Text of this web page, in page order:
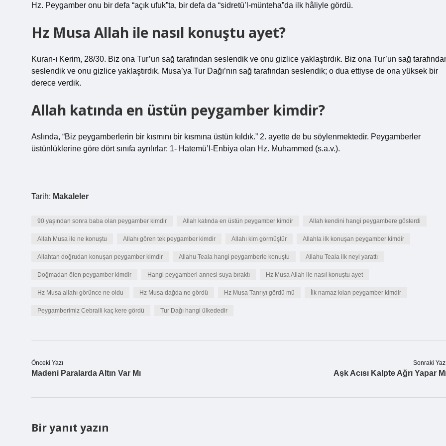
Hz. Peygamber onu bir defa “açık ufuk”ta, bir defa da “sidretü’l-münteha”da ilk hâliyle gördü.
Hz Musa Allah ile nasıl konuştu ayet?
Kuran-ı Kerim, 28/30. Biz ona Tur’un sağ tarafından seslendik ve onu gizlice yaklaştırdık. Biz ona Tur’un sağ
seslendik ve onu gizlice yaklaştırdık. Musa’ya Tur Dağı’nın sağ tarafından seslendik; o dua ettiyse de ona yüksek bir
derece verdik.
Allah katında en üstün peygamber kimdir?
Aslında, “Biz peygamberlerin bir kısmını bir kısmına üstün kıldık.” 2. ayette de bu söylenmektedir. Peygamberler
üstünlüklerine göre dört sınıfa ayrılırlar: 1- Hatemü’l-Enbiya olan Hz. Muhammed (s.a.v.).
Tarih: Makaleler
90 yaşından sonra baba olan peygamber kimdir Allah katında en üstün peygamber kimdir Allah kendini hangi peygambere gösterdi
Allah Musa ile ne konuştu Allahı gören tek peygamber kimdir Allahı kim görmüştür Allahla ilk konuşan peygamber kimdir
Allahtan doğrudan konuşan peygamber kimdir Allahu Teala hangi peygamberle konuştu Allahu Teala ilk neyi yarattı
Doğmadan ölen peygamber kimdir Hangi peygamberi annesi suya bıraktı Hz Musa Allah ile nasıl konuştu ayet
Hz Musa allahı görünce ne oldu Hz Musa dağda ne gördü Hz Musa Tanrıyı gördü mü İlk namaz kılan peygamber kimdir
Peygamberimiz Cebraili kaç kere gördü Tur Dağı hangi ülkededir
Önceki Yazı
Madeni Paralarda Altın Var Mı
Sonraki
Aşk Acısı Kalpte Ağrı Yapar
Bir yanıt yazın